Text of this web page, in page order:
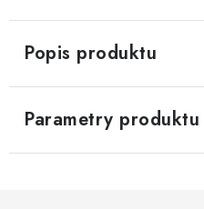
Popis produktu
Parametry produktu